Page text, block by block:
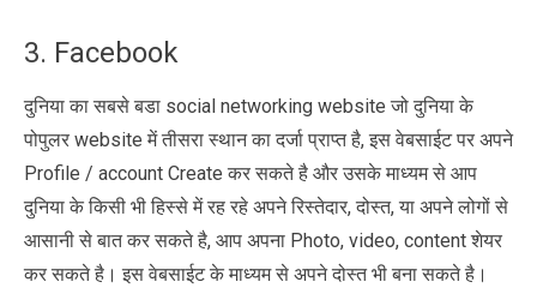
3. Facebook
दुनिया का सबसे बडा social networking website जो दुनिया के
पोपुलर website में तीसरा स्थान का दर्जा प्राप्त है, इस वेबसाईट पर अपने
Profile / account Create कर सकते है और उसके माध्यम से आप
दुनिया के किसी भी हिस्से में रह रहे अपने रिस्तेदार, दोस्त, या अपने लोगों से
आसानी से बात कर सकते है, आप अपना Photo, video, content शेयर
कर सकते है। इस वेबसाईट के माध्यम से अपने दोस्त भी बना सकते है।